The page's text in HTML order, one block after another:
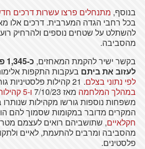
בנוסף, מתנחלים פרצו עשרות דרכים
בכל רחבי הגדה המערבית. דרכים אלו
להשתלט על שטחים נוספים ולהרחיק
מהסביבה.
בקשר ישיר להקמת המאחזים,
לעזוב את ביתם בעקבות התקפות
לפי נתוני בצלם. 21 קהילות פלסטיניות גורשו ונעקרו,
במהלך המלחמה מאז 7/10/23 ו-5 קהילות
משפחות נוספות גורשו מקהילות
המקרים מדובר במקומות שסמוך להם
חקלאיים, שתושביהם רואים לעצמם
מהסביבה ומרבים להתעמת, לאיים
פלסטינים.